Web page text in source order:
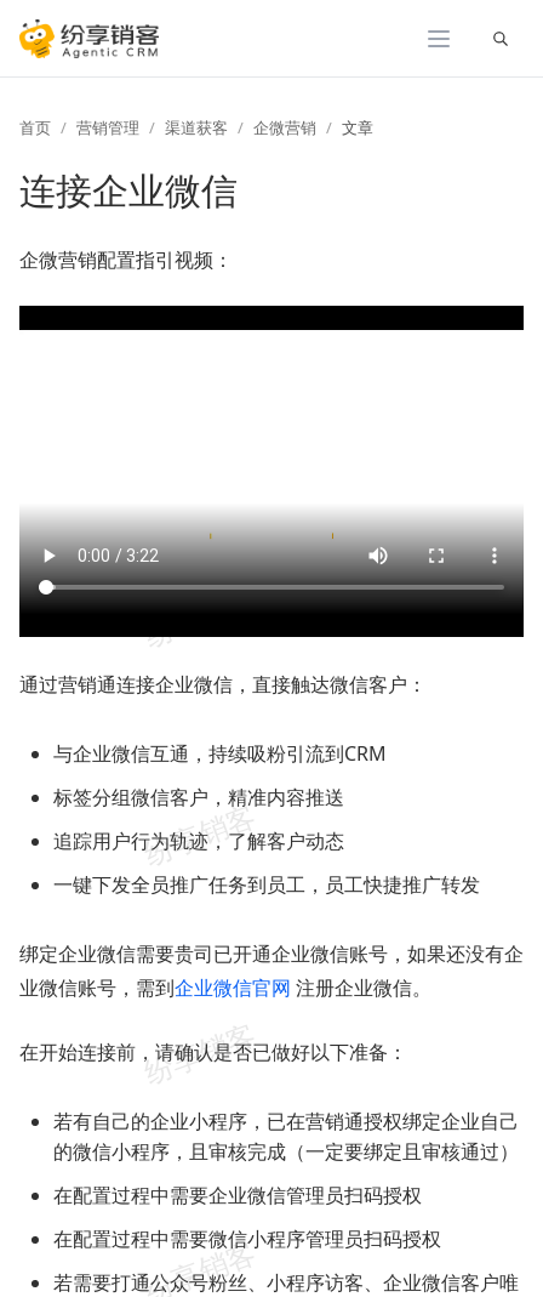
展开
首页 营销管理 渠道获客 企微营销 文章
连接企业微信
企微营销配置指引视频：
通过营销通连接企业微信，直接触达微信客户：
与企业微信互通，持续吸粉引流到CRM
标签分组微信客户，精准内容推送
追踪用户行为轨迹，了解客户动态
一键下发全员推广任务到员工，员工快捷推广转发
绑定企业微信需要贵司已开通企业微信账号，如果还没有企
业微信账号，需到企业微信官网 注册企业微信。
在开始连接前，请确认是否已做好以下准备：
若有自己的企业小程序，已在营销通授权绑定企业自己
的微信小程序，且审核完成（一定要绑定且审核通过）
在配置过程中需要企业微信管理员扫码授权
在配置过程中需要微信小程序管理员扫码授权
若需要打通公众号粉丝、小程序访客、企业微信客户唯